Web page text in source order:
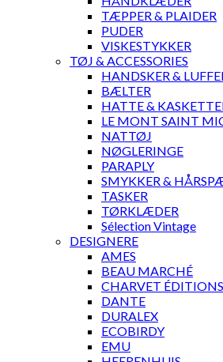
TÆPPER & PLAIDER
PUDER
VISKESTYKKER
TØJ & ACCESSORIES
HANDSKER &
BÆLTER
HATTE &
LE MONT SAINT
NATTØJ
NØGLERINGE
PARAPLY
SMYKKER &
TASKER
TØRKLÆDER
Sélection Vintage
DESIGNERE
AMES
BEAU MARCHÉ
CHARVET ÉDITIONS
DANTE
DURALEX
ECOBIRDY
EMU